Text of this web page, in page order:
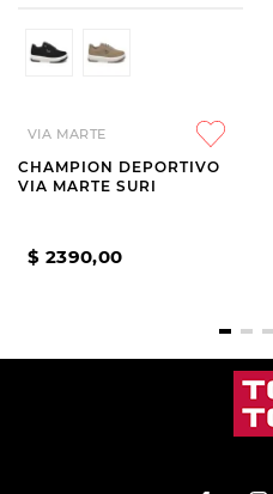
VIA MARTE
CHAMPION DEPORTIVO
VIA MARTE SURI
$ 2390,00